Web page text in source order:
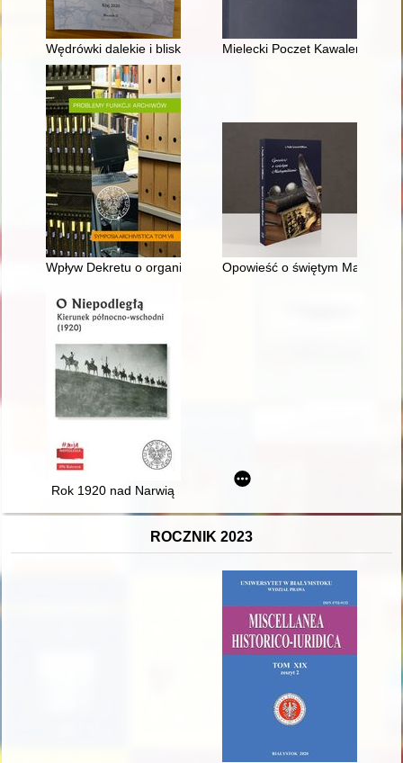
Wędrówki dalekie i bliskie : pejzaż kulturowy gminy Kłaj
Mielecki Poczet Kawalerów
Wpływ Dekretu o organizacji archiwów państwowych i
Opowieść o świętym
Rok 1920 nad Narwią
ROCZNIK 2023